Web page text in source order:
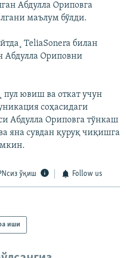
Абдулла Ориповга
маълум бўлди.
TeliaSonera билан
Абдулла Ориповни
пул ювиш ва откат учун
соҳасидаги
Абдулла Ориповга тўнкаш
яна сувдан қуруқ чиқишга
ўқиш Follow us
иши